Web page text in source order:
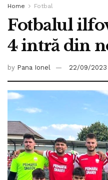
Home Fotbal
Fotbalul
4 intră din
by Pana Ionel 22/09/2023